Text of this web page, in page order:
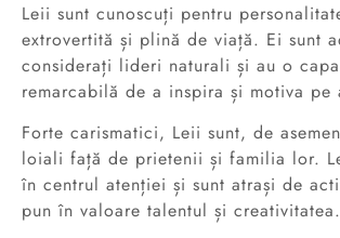
Leii sunt cunoscuți pentru
extrovertită și plină de viață. Ei sunt
considerați lideri naturali și au o
remarcabilă de a inspira și motiva pe
Forte carismatici, Leii sunt, de
loiali față de prietenii și familia lor.
în centrul atenției și sunt atrași de
pun în valoare talentul și creativitatea.